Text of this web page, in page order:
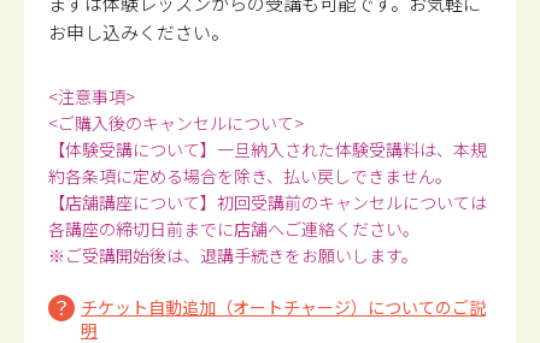
お申し込みください。
<注意事項>
<ご購入後のキャンセルについて>
【体験受講について】一旦納入された体験受講料は、本規
約各条項に定める場合を除き、払い戻しできません。
【店舗講座について】初回受講前のキャンセルについては
各講座の締切日前までに店舗へご連絡ください。
※ご受講開始後は、退講手続きをお願いします。
チケット自動追加（オートチャージ）についてのご説
明